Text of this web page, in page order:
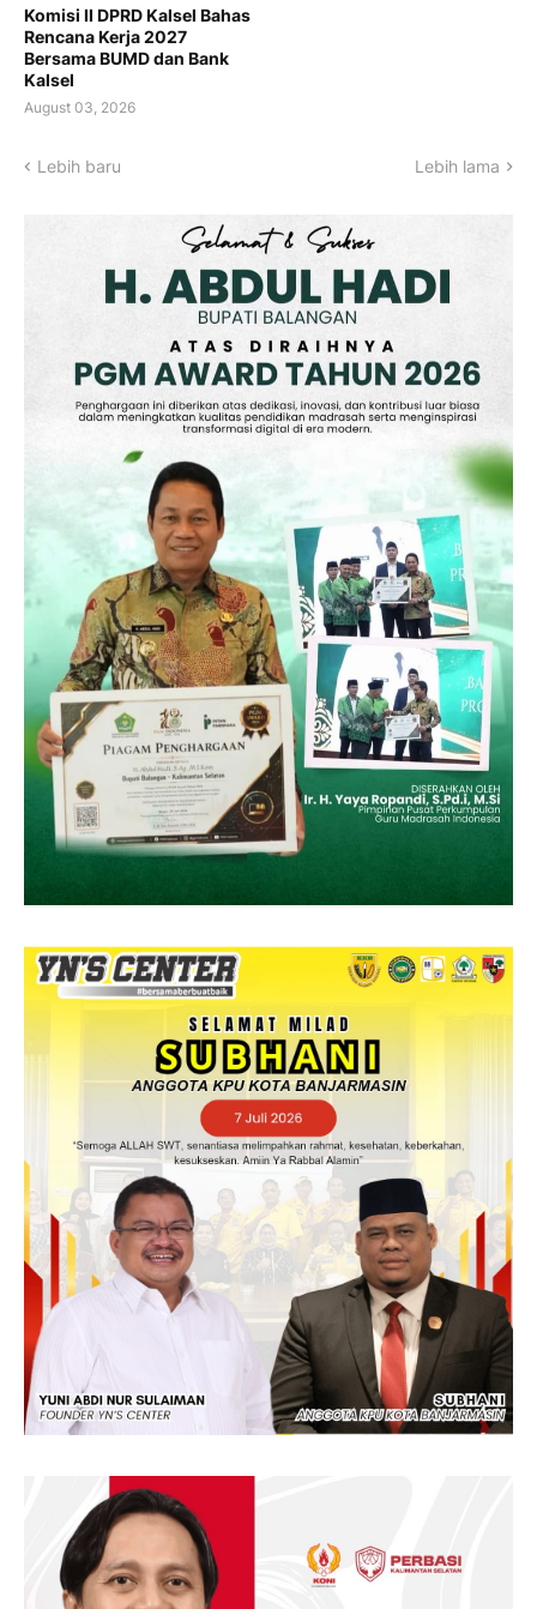
Komisi II DPRD Kalsel Bahas
Rencana Kerja 2027
Bersama BUMD dan Bank
Kalsel
August 03, 2026
Lebih baru Lebih lama